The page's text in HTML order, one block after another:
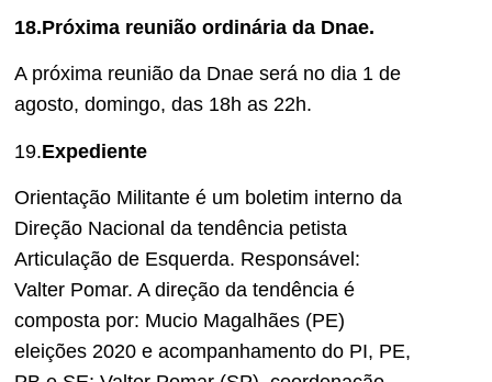
18.Próxima reunião ordinária da Dnae.
A próxima reunião da Dnae será no dia 1 de
agosto, domingo, das 18h as 22h.
19.Expediente
Orientação Militante é um boletim interno da
Direção Nacional da tendência petista
Articulação de Esquerda. Responsável:
Valter Pomar. A direção da tendência é
composta por: Mucio Magalhães (PE)
eleições 2020 e acompanhamento do PI, PE,